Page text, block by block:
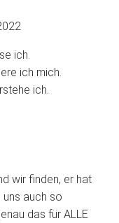
ich.
ich mich.
ich.
wir finden, er hat
auch so
das für ALLE